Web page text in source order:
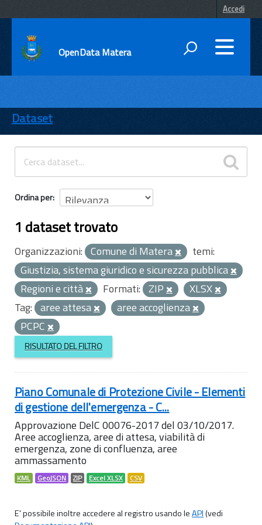
Accedi
OpenData Matera
ENTI
TEMI
INFORMAZIONI
Dataset
Ordina per
1 dataset trovato
Organizzazioni: Comune di Matera
temi:
Giustizia, sistema giuridico e sicurezza pubblica
Regioni e città
Formati: ZIP
XLSX
Tag: aree attesa
aree accoglienza
PCPC
RISULTATO DEL FILTRO
Piano Comunale di Protezione Civile - Elementi
di gestione dell'emergenza - C...
Approvazione DelC 00076-2017 del 03/10/2017.
Aree accoglienza, aree di attesa, viabilità di
emergenza, zone di confluenza, aree
ammassamento
KML GeoJSON ZIP Excel XLSX CSV
E' possibile inoltre accedere al registro usando leAPI(vedi